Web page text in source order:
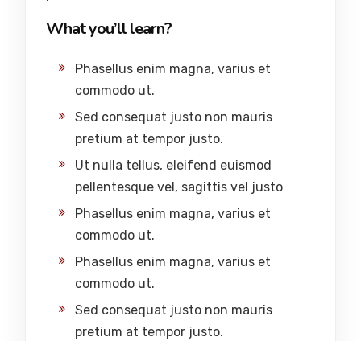
What you’ll learn?
Phasellus enim magna, varius et
commodo ut.
Sed consequat justo non mauris
pretium at tempor justo.
Ut nulla tellus, eleifend euismod
pellentesque vel, sagittis vel justo
Phasellus enim magna, varius et
commodo ut.
Phasellus enim magna, varius et
commodo ut.
Sed consequat justo non mauris
pretium at tempor justo.